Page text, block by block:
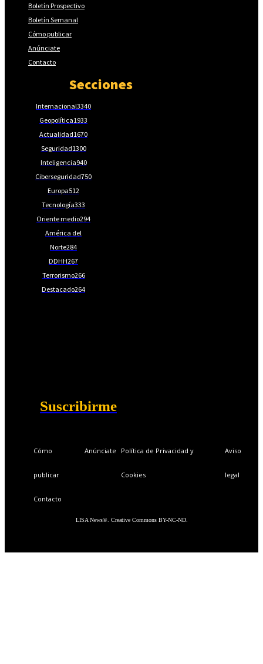
Boletín Prospectivo
Boletín Semanal
Cómo publicar
Anúnciate
Contacto
Secciones
Internacional3340
Geopolítica1933
Actualidad1670
Seguridad1300
Inteligencia940
Ciberseguridad750
Europa512
Tecnología333
Oriente medio294
América del
Norte284
DDHH267
Terrorismo266
Destacado264
Suscribirme
Cómo
publicar
Anúnciate Política de Privacidad y
Cookies
Aviso
legal
Contacto
LISA News©. Creative Commons BY-NC-ND.